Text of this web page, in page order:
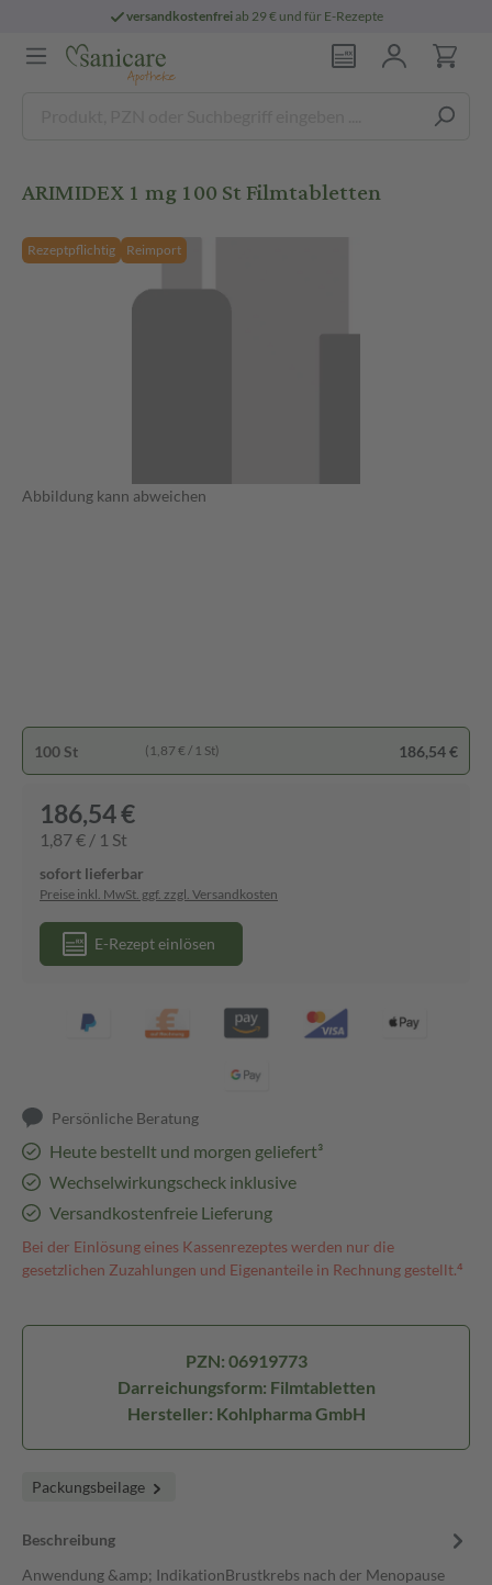
versandkostenfreiab 29 € und für E-Rezepte
ARIMIDEX 1 mg 100 St Filmtabletten
Rezeptpflichtig Reimport
Abbildung kann abweichen
100 St (1,87 € / 1 St) 186,54 €
186,54 €
1,87 € / 1 St
sofort lieferbar
Preise inkl. MwSt. ggf. zzgl. Versandkosten
E-Rezept einlösen
Persönliche Beratung
Heute bestellt und morgen geliefert³
Wechselwirkungscheck inklusive
Versandkostenfreie Lieferung
Bei der Einlösung eines Kassenrezeptes werden nur die
gesetzlichen Zuzahlungen und Eigenanteile in Rechnung gestellt.⁴
PZN: 06919773
Darreichungsform: Filmtabletten
Hersteller: Kohlpharma GmbH
Packungsbeilage
Beschreibung
Anwendung &amp; IndikationBrustkrebs nach der Menopause